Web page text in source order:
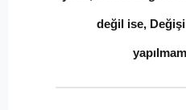
değil ise,